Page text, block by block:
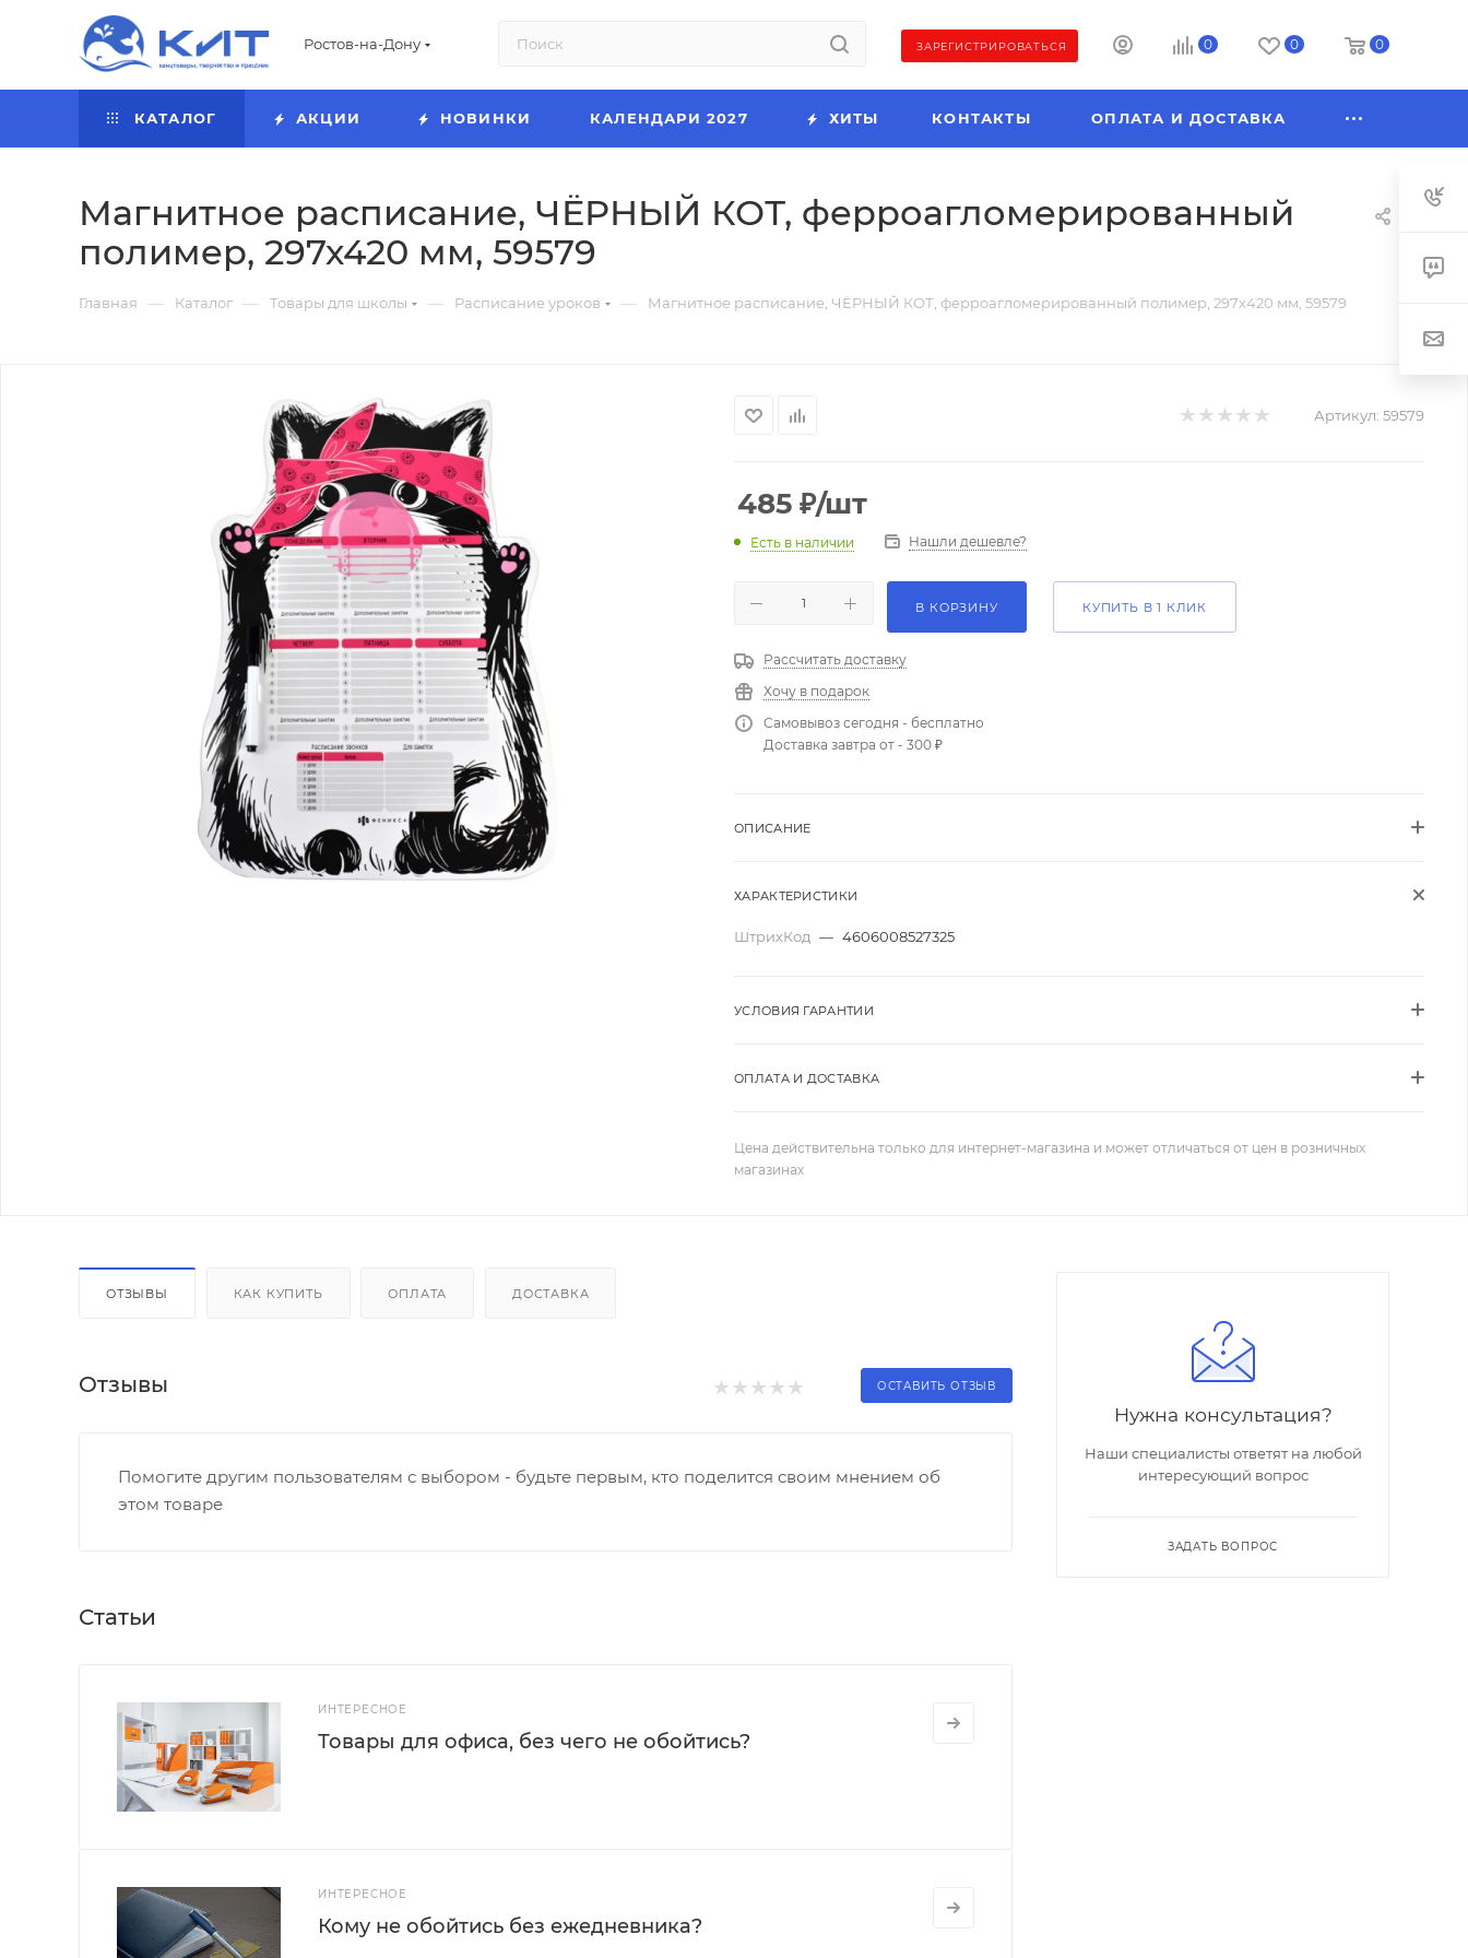
Ростов-на-Дону ЗАРЕГИСТРИРОВАТЬСЯ 0 0 0
КАТАЛОГ АКЦИИ НОВИНКИ КАЛЕНДАРИ 2027 ХИТЫ КОНТАКТЫ ОПЛАТА И ДОСТАВКА
Магнитное расписание, ЧЁРНЫЙ КОТ, ферроагломерированный
полимер, 297х420 мм, 59579
Главная — Каталог — Товары для школы — Расписание уроков — Магнитное расписание, ЧЁРНЫЙ КОТ, ферроагломерированный полимер, 297х420 мм, 59579
Артикул: 59579
485 ₽/шт
Есть в наличии Нашли дешевле?
В КОРЗИНУ КУПИТЬ В 1 КЛИК
Рассчитать доставку
Хочу в подарок
Самовывоз сегодня - бесплатно
Доставка завтра от - 300 ₽
ОПИСАНИЕ
ХАРАКТЕРИСТИКИ
ШтрихКод — 4606008527325
УСЛОВИЯ ГАРАНТИИ
ОПЛАТА И ДОСТАВКА
Цена действительна только для интернет-магазина и может отличаться от цен в розничных
магазинах
ОТЗЫВЫ КАК КУПИТЬ ОПЛАТА ДОСТАВКА
Отзывы ОСТАВИТЬ ОТЗЫВ
Помогите другим пользователям с выбором - будьте первым, кто поделится своим мнением об
этом товаре
Статьи
ИНТЕРЕСНОЕ
Товары для офиса, без чего не обойтись?
ИНТЕРЕСНОЕ
Кому не обойтись без ежедневника?
Нужна консультация?
Наши специалисты ответят на любой
интересующий вопрос
ЗАДАТЬ ВОПРОС